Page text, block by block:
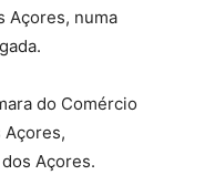
Açores, numa
do Comércio
Açores,
Açores.